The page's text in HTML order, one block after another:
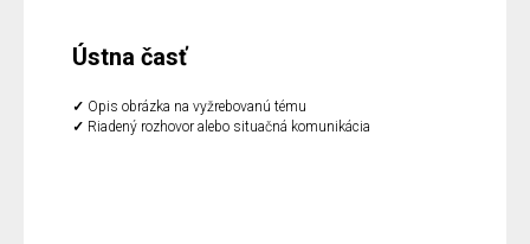
Ústna časť
✓ Opis obrázka na vyžrebovanú tému
✓ Riadený rozhovor alebo situačná komunikácia